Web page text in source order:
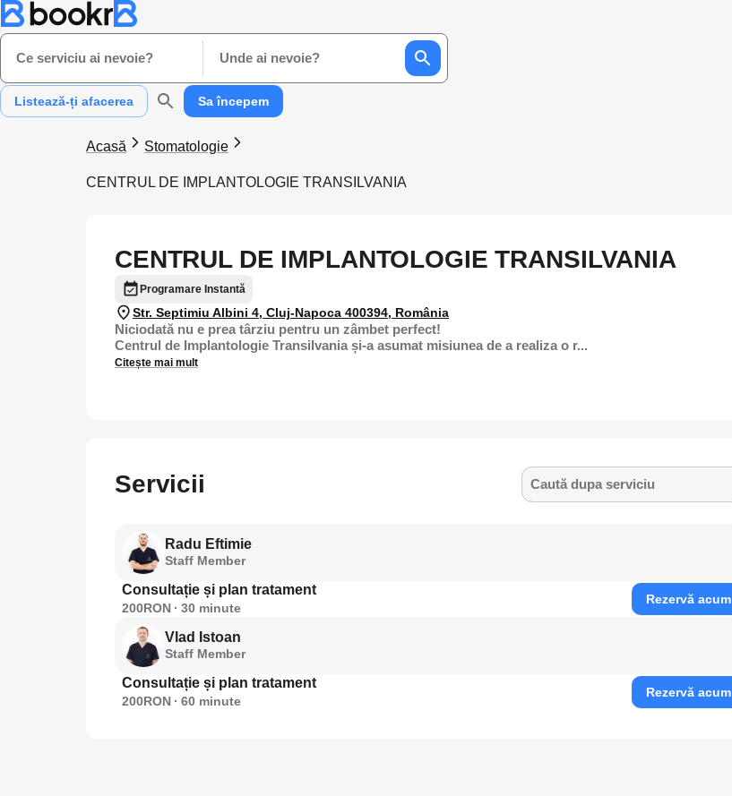
Ce serviciu ai nevoie? Unde ai nevoie?
Listează-ți afacerea Sa începem
Acasă Stomatologie
CENTRUL DE IMPLANTOLOGIE TRANSILVANIA
CENTRUL DE IMPLANTOLOGIE TRANSILVANIA
Programare Instantă
Str. Septimiu Albini 4, Cluj-Napoca 400394, România
Niciodată nu e prea târziu pentru un zâmbet perfect!
Centrul de Implantologie Transilvania și-a asumat misiunea de a realiza o r...
Citește mai mult
Servicii Caută dupa serviciu
Radu Eftimie
Staff Member
Consultație și plan tratament
200RON 30 minute
Rezervă acum
Vlad Istoan
Staff Member
Consultație și plan tratament
200RON 60 minute
Rezervă acum